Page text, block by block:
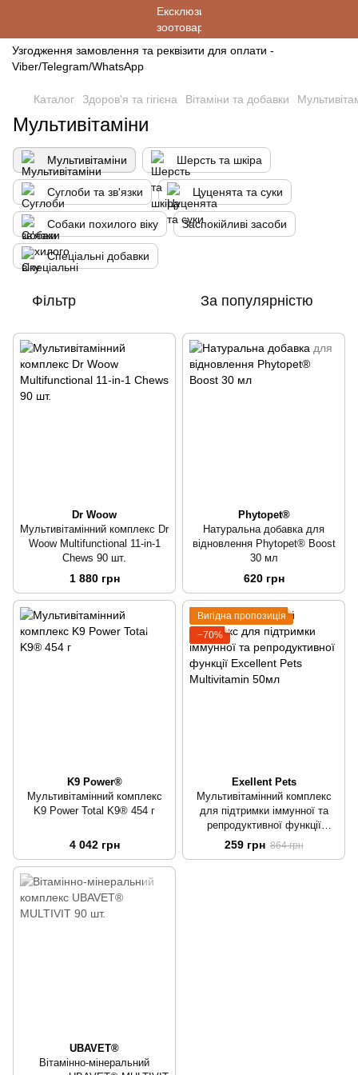
Узгодження замовлення та реквізити для оплати -
Viber/Telegram/WhatsApp
Каталог Здоров'я та гігієна Вітаміни та добавки
Мультивітаміни
Мультивітаміни Шерсть та шкіра
Суглоби та зв'язки Цуценята та суки
Собаки похилого віку Заспокійливі засоби
Спеціальні добавки
Фільтр За популярністю
Dr Woow
Мультивітамінний комплекс Dr
Woow Multifunctional 11-in-1
Chews 90 шт.
1 880 грн
Phytopet®
Натуральна добавка для
відновлення Phytopet® Boost
30 мл
620 грн
K9 Power®
Мультивітамінний комплекс
K9 Power Total K9® 454 г
4 042 грн
Вигідна пропозиція
−70%
Exellent Pets
Мультивітамінний комплекс
для підтримки іммунної та
репродуктивної функції
Excellent Pets Multivitamin
50мл
259 грн 864 грн
UBAVET®
Вітамінно-мінеральний